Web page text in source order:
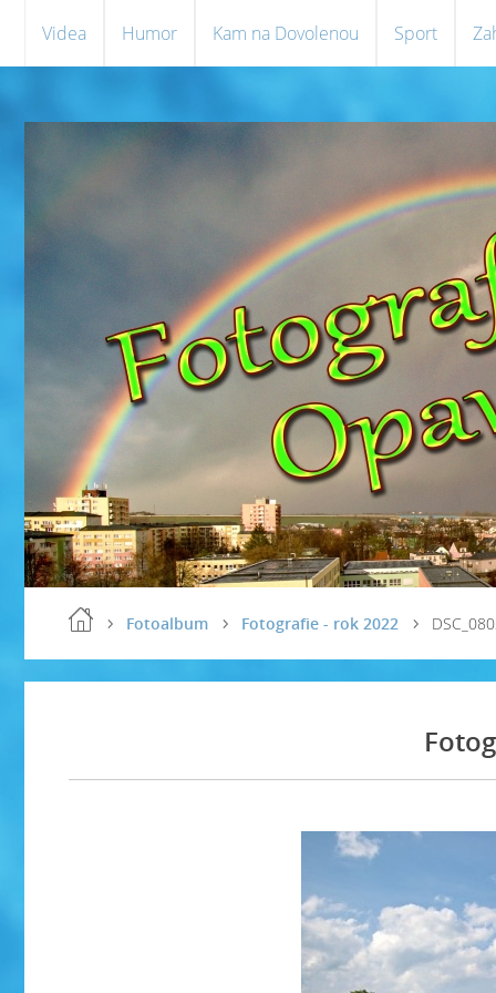
Videa Humor Kam na Dovolenou Sport
Fotoalbum Fotografie - rok 2022